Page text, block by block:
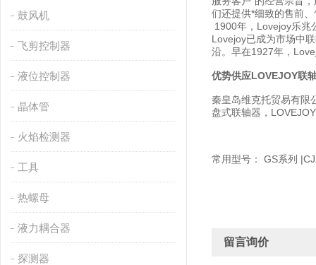
鼓风机
飞剪控制器
液位控制器
晶体管
火焰检测器
工具
热螺母
液力耦合器
探测器
们还提供*细致的售前
1900年，Lovejoy乐兆
Lovejoy已成为市场中
沿。早在1927年，
优势供应LOVEJOY联
秦皇岛维克托贸易有限
盘式联轴器，
常用型号： GS系列
留言询价